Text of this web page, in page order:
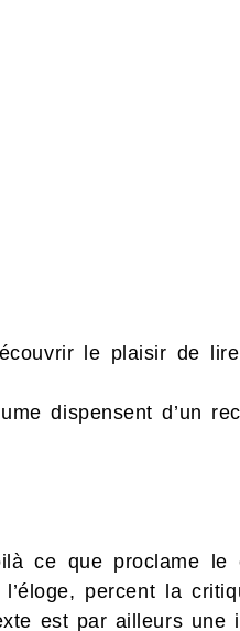
le plaisir de
dispensent d’un
ce que proclame le
percent la
est par ailleurs une